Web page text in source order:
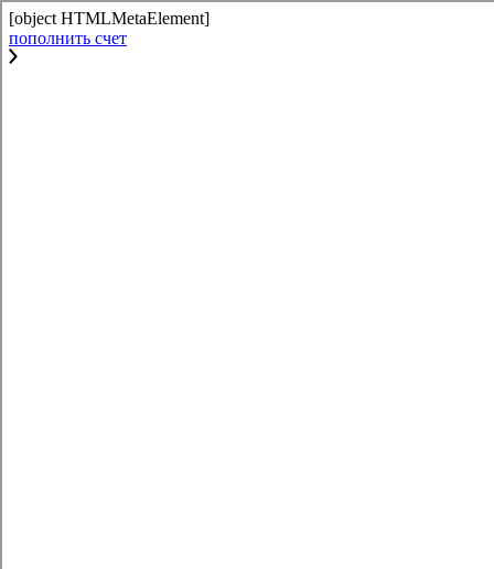
[object HTMLMetaElement]
пополнить счет